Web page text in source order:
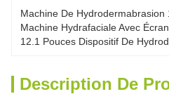
Machine De Hydrodermabrasion
Machine Hydrafaciale Avec
12.1 Pouces Dispositif De
Description De